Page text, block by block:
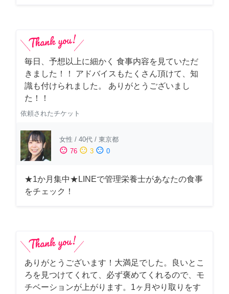
毎日、予想以上に細かく 食事内容を見ていただ
きました！！ アドバイスもたくさん頂けて、知
識も付けられました。 ありがとうございまし
た！！
依頼されたチケット
女性 / 40代 / 東京都
sentiment_satisfied 76 sentiment_neutral 3 sentiment_dissatisfied 0
★1か月集中★LINEで管理栄養士があなたの食事
をチェック！
ありがとうございます！大満足でした。良いとこ
ろを見つけてくれて、必ず褒めてくれるので、モ
チベーションが上がります。1ヶ月やり取りをす